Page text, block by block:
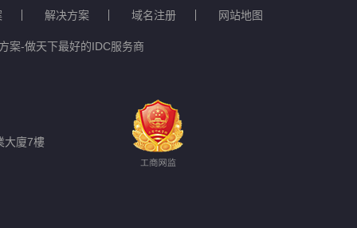
解决方案 域名注册 网站地图
案-做天下最好的IDC服务商
大廈7樓